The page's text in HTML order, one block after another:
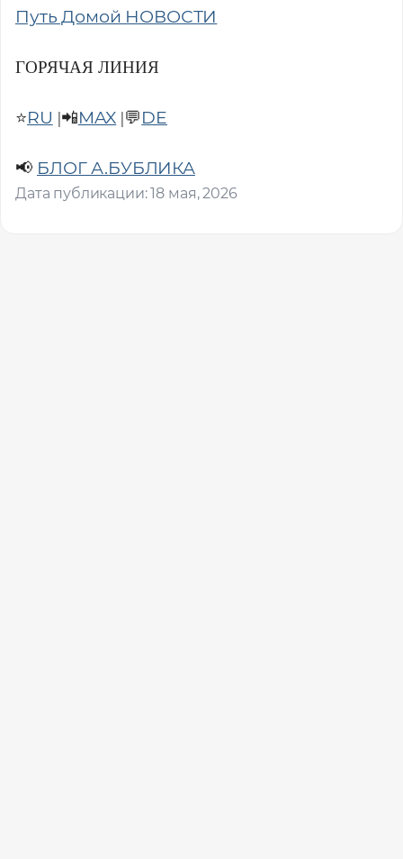
Путь Домой НОВОСТИ
ГОРЯЧАЯ ЛИНИЯ
⭐️RU |📲MAX |💬DE
📢 БЛОГ А.БУБЛИКА
Дата публикации: 18 мая, 2026